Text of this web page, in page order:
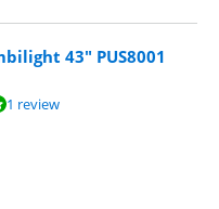
43" PUS8001
1 review.
1 review